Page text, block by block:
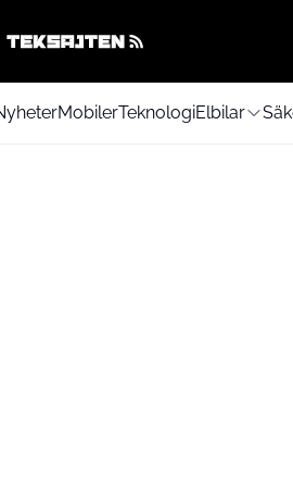
MobilerTeknologiElbilar